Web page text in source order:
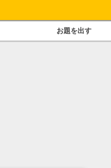
お題を出す